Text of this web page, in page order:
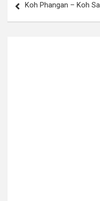
navigation
Koh Phangan – Koh